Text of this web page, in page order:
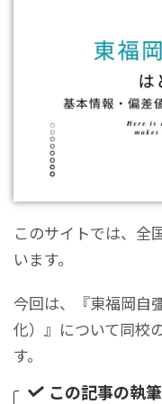
このサイトでは、全
います。
今回は、『東福岡自
化）』について同校
す。
この記事の執